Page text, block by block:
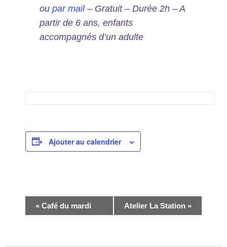
oupar mail– Gratuit – Durée 2h – A
partir de 6 ans, enfants
accompagnés d’un adulte
Ajouter au calendrier
Navigation
« Café du mardi Atelier La Station »